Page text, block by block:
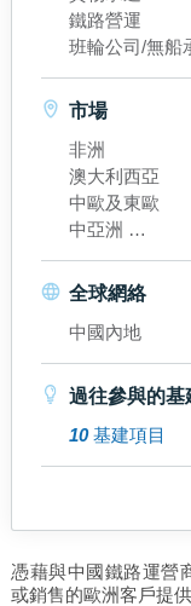
鐵路營運
班輪公司/無船
倉庫/倉儲業務
市場
非洲
澳大利西亞
中歐及東歐
中亞洲
拉丁美洲
中東
北美
東北亞
南亞洲
東南亞
中國內地
香港
全球網絡
中國內地
過往參與的基
10 基建項目
憑藉與中國鐵路運營
或銷售的歐洲客戶提